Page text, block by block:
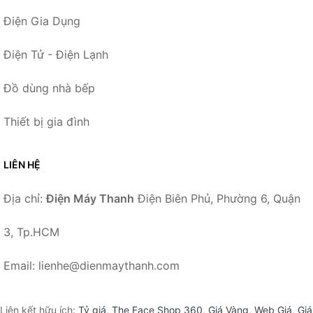
Điện Gia Dụng
Điện Tử - Điện Lạnh
Đồ dùng nhà bếp
Thiết bị gia đình
LIÊN HỆ
Địa chỉ:Điện Máy Thanh Điện Biên Phủ, Phường 6, Quận
3, Tp.HCM
Email: lienhe@dienmaythanh.com
Liên kết hữu ích: Tỷ giá, The Face Shop 360, Giá Vàng, Web Giá, Giá